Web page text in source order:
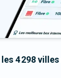
4 298 villes